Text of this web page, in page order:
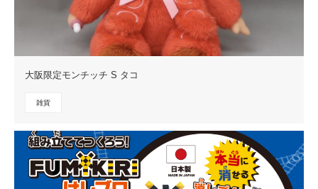
大阪限定モンチッチ S タコ
雑貨